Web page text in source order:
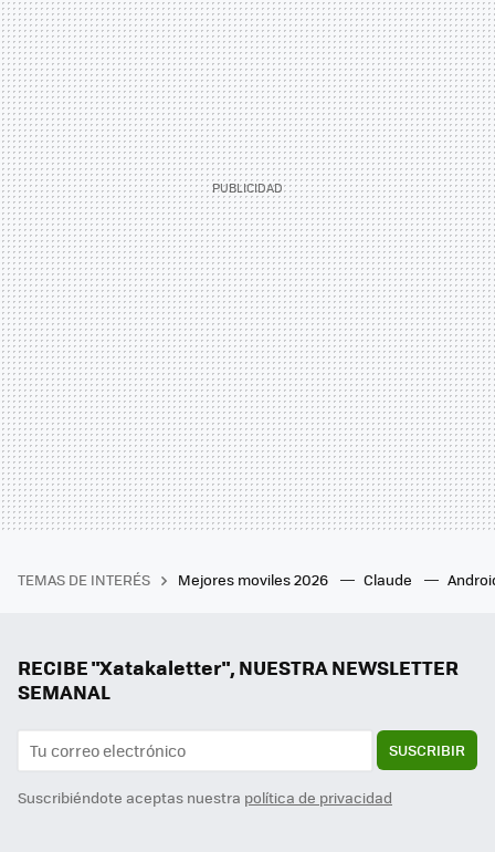
TEMAS DE INTERÉS Mejores moviles 2026 Claude
RECIBE "Xatakaletter", NUESTRA NEWSLETTER
SEMANAL
SUSCRIBIR
Suscribiéndote aceptas nuestra política de privacidad